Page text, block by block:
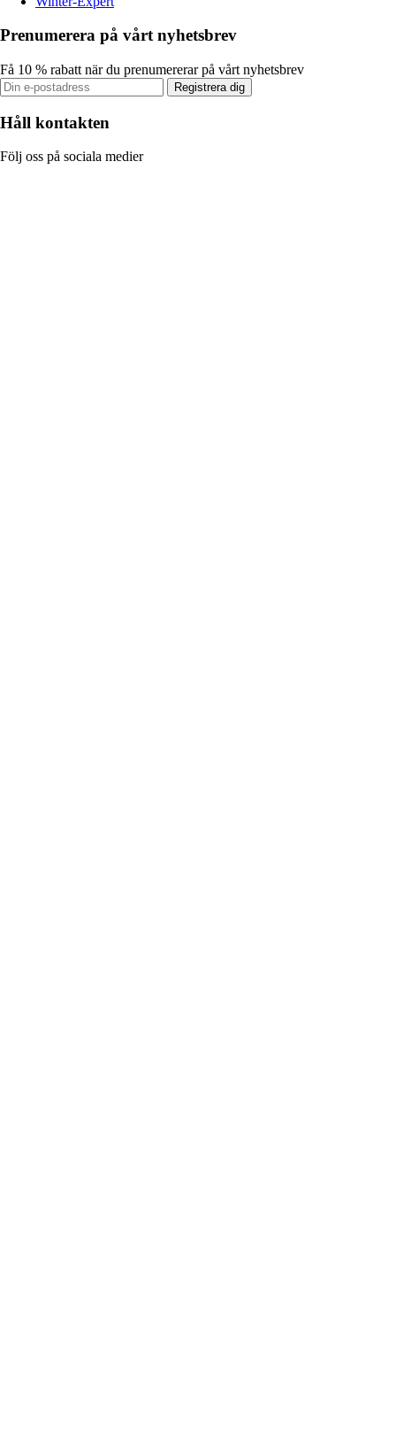
Prenumerera på vårt nyhetsbrev
Få 10 % rabatt när du prenumererar på vårt nyhetsbrev
Registrera dig
Håll kontakten
Följ oss på sociala medier